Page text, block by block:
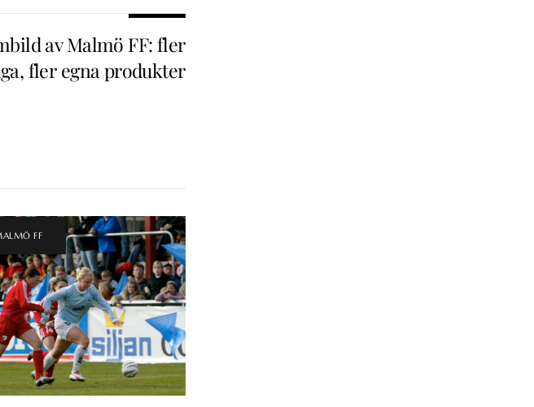
av Malmö FF: fler
fler egna produkter
FF